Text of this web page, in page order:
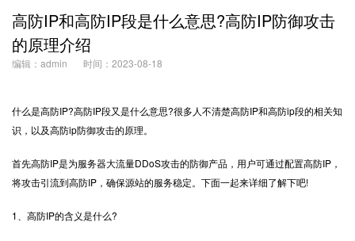
高防IP和高防IP段是什么意思?高防IP防御攻击
的原理介绍
编辑：admin 时间：2023-08-18
什么是高防IP?高防IP段又是什么意思?很多人不清楚高防IP和高防ip段的相关知
识，以及高防ip防御攻击的原理。
首先高防IP是为服务器大流量DDoS攻击的防御产品，用户可通过配置高防IP，
将攻击引流到高防IP，确保源站的服务稳定。下面一起来详细了解下吧!
1、高防IP的含义是什么?